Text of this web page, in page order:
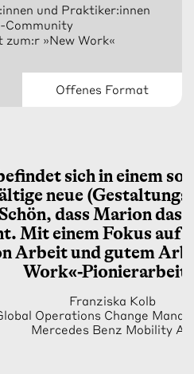
Offenes Format
und Praktiker:innen
Community
»New Work«
sich in einem so
neue
dass Marion das
Mit einem Fokus auf
Arbeit und gutem
Work«-
Franziska Kolb
Operations Change
Mercedes Benz Mobility AG